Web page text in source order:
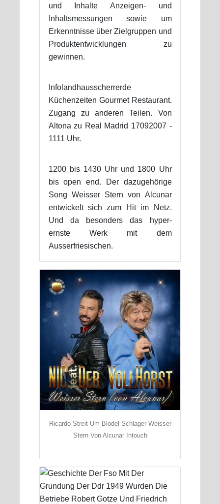
und Inhalte Anzeigen- und
Inhaltsmessungen sowie um
Erkenntnisse über Zielgruppen und
Produktentwicklungen zu
gewinnen.
Infolandhausscherrerde
Küchenzeiten Gourmet Restaurant.
Zugang zu anderen Teilen. Von
Altona zu Real Madrid 17092007 -
1111 Uhr.
1200 bis 1430 Uhr und 1800 Uhr
bis open end. Der dazugehörige
Song Weisser Stern von Alcunar
entwickelt sich zum Hit im Netz.
Und da besonders das hyper-
ernste Werk mit dem
Ausserfriesischen.
Ricardo Streit Um Blodel Schlager Weisser
Stern Von Alcunar Intouch